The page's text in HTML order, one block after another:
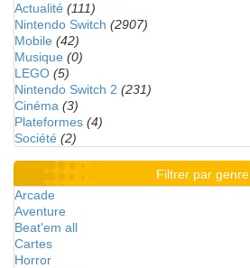
Actualité (111)
Nintendo Switch (2907)
Mobile (42)
Musique (0)
LEGO (5)
Nintendo Switch 2 (231)
Cinéma (3)
Plateformes (4)
Société (2)
Filtrer par genre
Arcade
Aventure
Beat'em all
Cartes
Horror